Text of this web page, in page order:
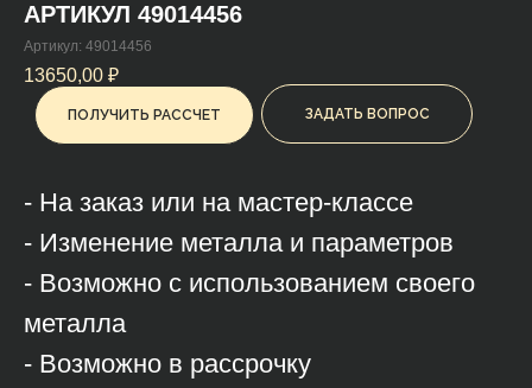
ПОЛУЧИТЬ РАССЧЕТ ЗАДАТЬ ВОПРОС
АРТИКУЛ 49014456
Артикул: 49014456
13650,00 ₽
- На заказ или на мастер-классе
- Изменение металла и параметров
- Возможно с использованием своего
металла
- Возможно в рассрочку